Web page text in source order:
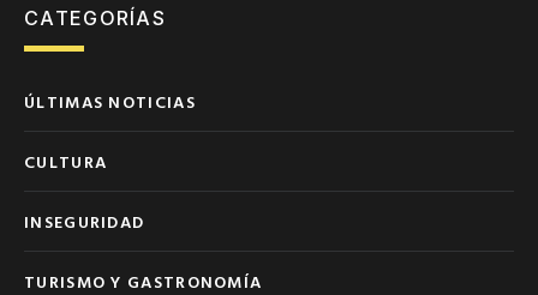
CATEGORÍAS
ÚLTIMAS NOTICIAS
CULTURA
INSEGURIDAD
TURISMO Y GASTRONOMÍA